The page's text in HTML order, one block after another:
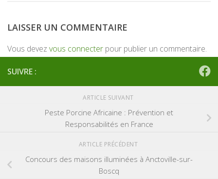
LAISSER UN COMMENTAIRE
Vous devez vous connecter pour publier un commentaire.
SUIVRE :
ARTICLE SUIVANT
Peste Porcine Africaine : Prévention et
Responsabilités en France
ARTICLE PRÉCÉDENT
Concours des maisons illuminées à Anctoville-sur-
Boscq